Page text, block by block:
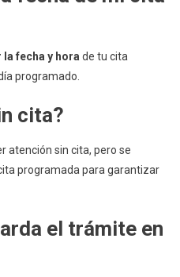
fecha y hora de tu cita
programado.
cita?
atención sin cita, pero se
programada para garantizar
el trámite en